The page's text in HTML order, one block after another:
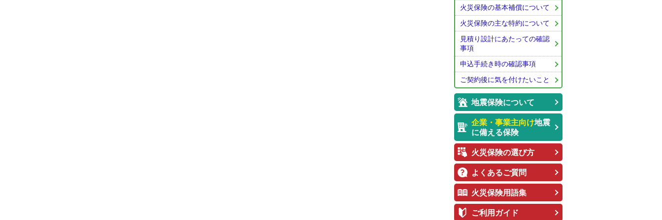
火災保険の基本補償について
火災保険の主な特約について
見積り設計にあたっての確認
事項
申込手続き時の確認事項
ご契約後に気を付けたいこと
地震保険について
企業・事業主向け地震
に備える保険
火災保険の選び方
よくあるご質問
火災保険用語集
ご利用ガイド